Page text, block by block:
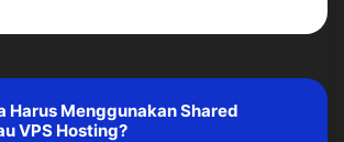
Harus Menggunakan Shared
VPS Hosting?